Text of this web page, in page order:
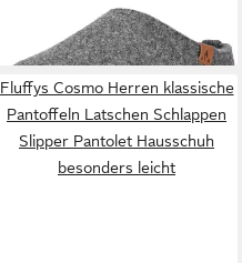
Fluffys Cosmo Herren klassische
Pantoffeln Latschen Schlappen
Slipper Pantolet Hausschuh
besonders leicht